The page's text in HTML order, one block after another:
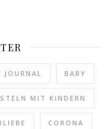
JOURNAL BABY
MIT KINDERN
CORONA